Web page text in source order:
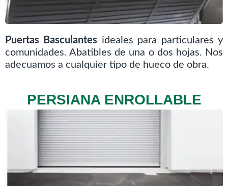
Puertas Basculantes ideales para particulares y
comunidades. Abatibles de una o dos hojas. Nos
adecuamos a cualquier tipo de hueco de obra.
PERSIANA ENROLLABLE